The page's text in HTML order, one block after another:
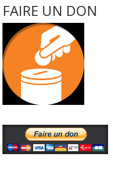
FAIRE UN DON